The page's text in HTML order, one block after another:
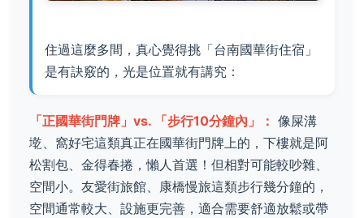
住過這麼多間，真心覺得挑「台南國華街住宿」
是有訣竅的，光是位置就有講究：
「正國華街門牌」vs. 「步行10分鐘內」： 像屎溝
墘、窩好宅這類真正在國華街門牌上的，下樓就是阿
松割包、金得春捲，懶人首選！但相對可能較吵雜、
空間小。友愛街旅館、康橋慢旅這類步行幾分鐘的，
空間通常較大、設施更完善，適合需要舒適放鬆或帶